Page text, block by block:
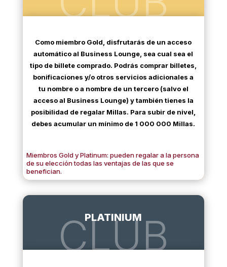
Como miembro Gold, disfrutarás de un acceso
automático al Business Lounge, sea cual sea el
tipo de billete comprado. Podrás comprar billetes,
bonificaciones y/o otros servicios adicionales a
tu nombre o a nombre de un tercero (salvo el
acceso al Business Lounge) y también tienes la
posibilidad de regalar Millas. Para subir de nivel,
debes acumular un mínimo de 1 000 000 Millas.
Miembros Gold y Platinum: pueden regalar a la persona
de su elección todas las ventajas de las que se
benefician.
PLATINIUM
CLUB